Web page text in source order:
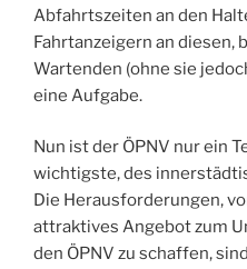
Abfahrtszeiten an den
Fahrtanzeigern an diesen,
Wartenden (ohne sie
eine Aufgabe.
Nun ist der ÖPNV nur ein
wichtigste, des
Die Herausforderungen,
attraktives Angebot zum
den ÖPNV zu schaffen,